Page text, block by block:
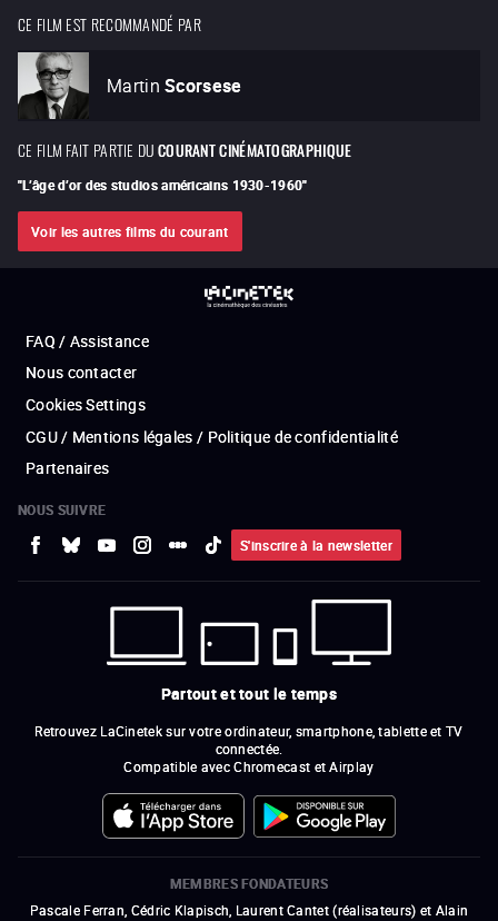
CE FILM EST RECOMMANDÉ PAR
Martin Scorsese
CE FILM FAIT PARTIE DUCOURANT CINÉMATOGRAPHIQUE
"L’âge d’or des studios américains 1930-1960"
Voir les autres films du courant
FAQ / Assistance
Nous contacter
Cookies Settings
CGU / Mentions légales / Politique de confidentialité
Partenaires
NOUS SUIVRE
S'inscrire à la newsletter
Partout et tout le temps
Retrouvez LaCinetek sur votre ordinateur, smartphone, tablette et TV
connectée.
Compatible avec Chromecast et Airplay
MEMBRES FONDATEURS
Pascale Ferran, Cédric Klapisch, Laurent Cantet (réalisateurs) et Alain